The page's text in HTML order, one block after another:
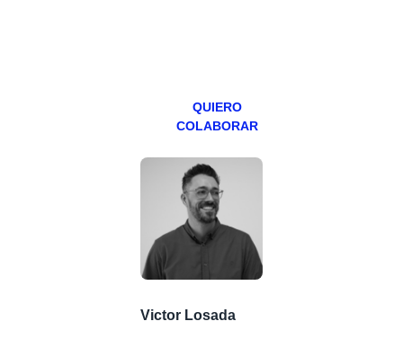
QUIERO
COLABORAR
Victor Losada